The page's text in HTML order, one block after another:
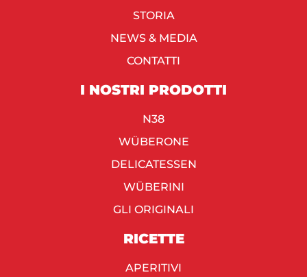
STORIA
NEWS & MEDIA
CONTATTI
I NOSTRI PRODOTTI
N38
WÜBERONE
DELICATESSEN
WÜBERINI
GLI ORIGINALI
RICETTE
APERITIVI